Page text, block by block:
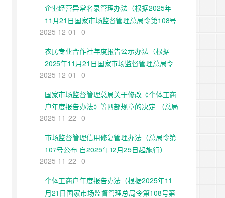
企业经营异常名录管理办法（根据2025年
11月21日国家市场监督管理总局令第108号
第二次修正）
2025-12-01
0
农民专业合作社年度报告公示办法（根据
2025年11月21日国家市场监督管理总局令
第108号第二次修正）
2025-12-01
0
国家市场监督管理总局关于修改《个体工商
户年度报告办法》等四部规章的决定 （总局
令第108号公布 自2025年12月25日起施
2025-11-22 0
市场监督管理信用修复管理办法（总局令第
107号公布 自2025年12月25日起施行）
2025-11-22 0
个体工商户年度报告办法（根据2025年11
月21日国家市场监督管理总局令第108号第